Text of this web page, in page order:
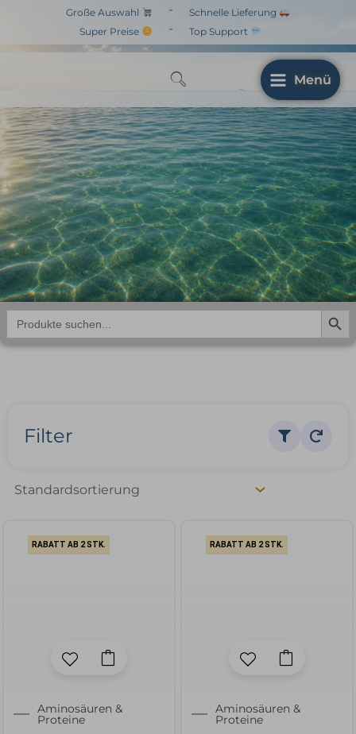
springen
Große Auswahl
Super Preise
-
-
Schnelle Lieferung
Top Support
Menü
Search
for:
Search
Filter
RABATT AB 2 STK.
Aminosäuren &
Proteine
RABATT AB 2 STK.
Aminosäuren &
Proteine